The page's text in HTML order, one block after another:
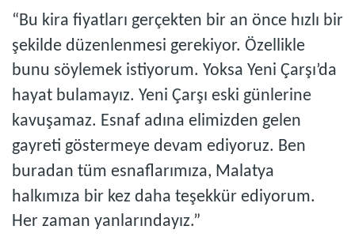
“Bu kira fiyatları gerçekten bir an önce hızlı bir
şekilde düzenlenmesi gerekiyor. Özellikle
bunu söylemek istiyorum. Yoksa Yeni Çarşı’da
hayat bulamayız. Yeni Çarşı eski günlerine
kavuşamaz. Esnaf adına elimizden gelen
gayreti göstermeye devam ediyoruz. Ben
buradan tüm esnaflarımıza, Malatya
halkımıza bir kez daha teşekkür ediyorum.
Her zaman yanlarındayız.”